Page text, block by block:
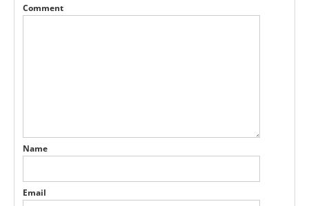
Comment
Name
Email